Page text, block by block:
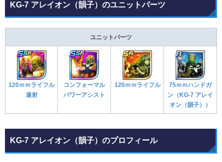
KG-7 アレイオン（韻子）のユニットパーツ
ユニットパーツ
120ｍｍライフル
連射
コンフォーマル
パワーアシスト
120ｍｍライフル
75ｍｍハンドガ
ン（KG-7 アレイ
オン（韻子））
KG-7 アレイオン（韻子）のプロフィール